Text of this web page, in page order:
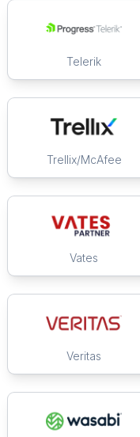
Telerik
Trellix/McAfee
Vates
Veritas